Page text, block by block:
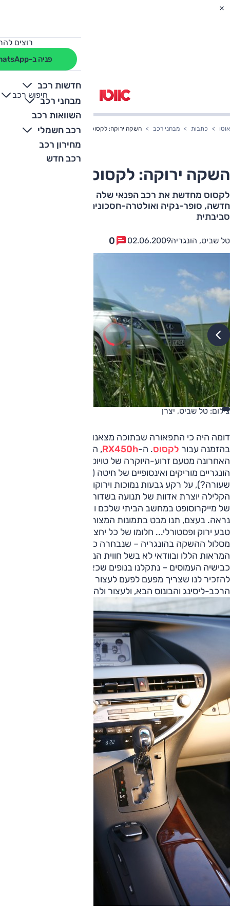
רוצים
פניה ב-WhatsApp
חדשות רכב
מבחני רכב
השוואות רכב
רכב חשמלי
מחירון רכב
רכב חדש
חיפוש רכב
+
-
אוטו כתבות מבחני רכב השקה ירוקה: לקסוס RX450h
השקה ירוקה: לקסוס RX450h
לקסוס מחדשת את רכב הפנאי שלה ומציגה גרסה היברידית
חדשה, סופר-נקיה ואולטרה-חסכונית. השקה עם אג'נדה
סביבתית
טל שביט, הונגריה02.06.2009
0
צילום: טל שביט, יצרן
דומה היה כי התפאורה שבתוכה מצאנו את עצמנו ממש נוצרה
בהזמנה עבור לקסוס. ה-RX450h, המילה ההיברידית
האחרונה מטעם זרוע-היוקרה של טויוטה, ניצב בתוך שדות
הונגריים מוריקים ואינסופיים של חיטה (או שמא זו היתה
שעורה?), על רקע גבעות נמוכות וירוקות אף הן בעוד הרוח
הקלילה יוצרת אדוות של תנועה בשדות הקמה. תנו מבט בטפט
של מייקרוסופט במחשב הביתי שלכם ותבינו בדיוק כיצד זה
נראה. בעצם, תנו מבט בתמונות המצורפות. לקסוס היברידית,
טבע ירוק ופסטורלי... חלומו של כל יחצ"ן. לאורך חלקים רבים של
מסלול ההשקה בהונגריה – שנבחרה כנראה בדיוק בשל
המראות הללו ובוודאי לא בשל חווית הנהיגה המפוקפקת על
כבישיה העמוסים – נתקלנו בנופים שכאלו, שכאילו תוכננו
להזכיר לנו שצריך מפעם לפעם לעצור את המירוץ המטורף אחרי
הרכב-ליסינג והבונוס הבא, ולעצור ולהריח את הפרחים.